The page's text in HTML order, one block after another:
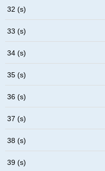
32 (s)
33 (s)
34 (s)
35 (s)
36 (s)
37 (s)
38 (s)
39 (s)